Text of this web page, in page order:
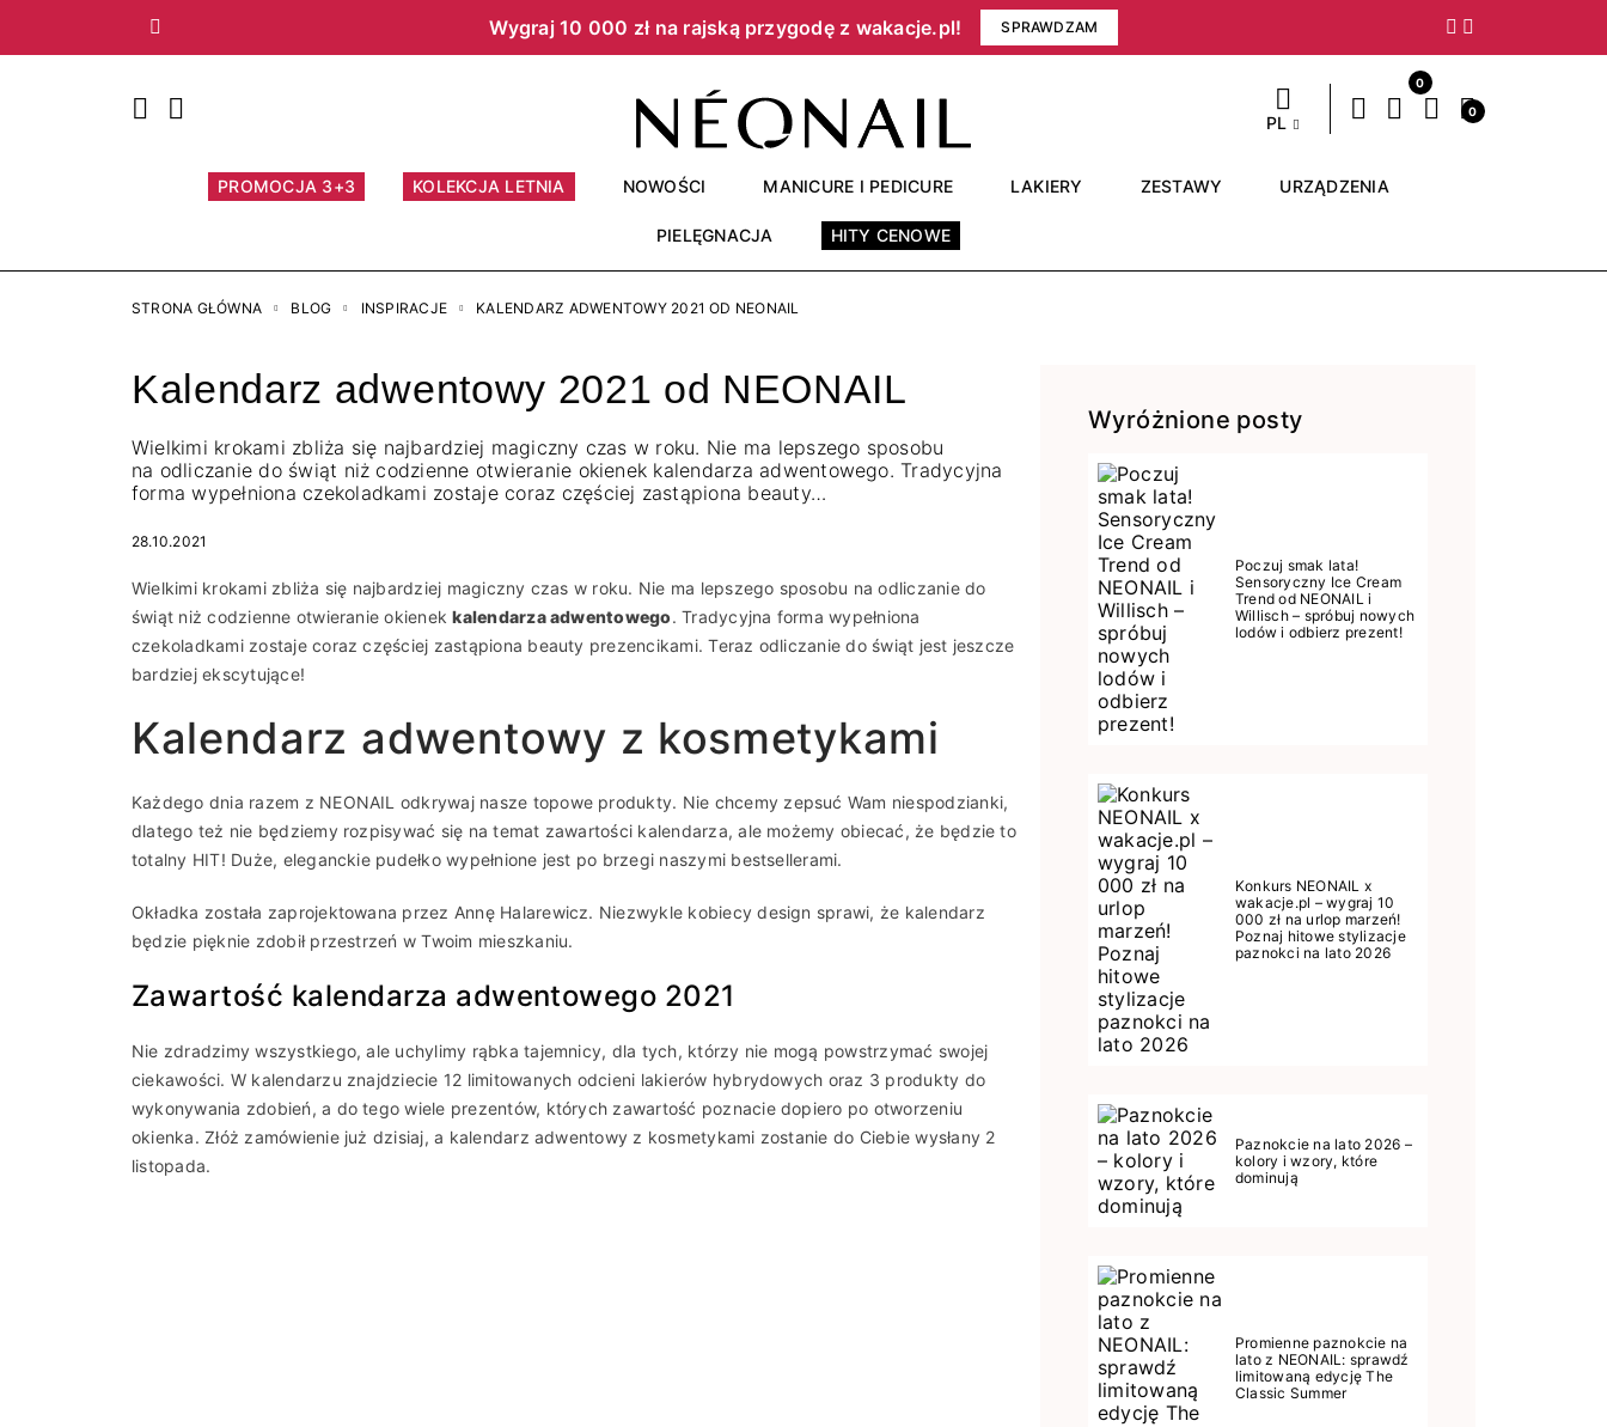
Wygraj 10 000 zł na rajską przygodę z wakacje.pl!​ SPRAWDZAM
Poprzedni Następny
PL
0
0
PROMOCJA 3+3 KOLEKCJA LETNIA NOWOŚCI MANICURE I PEDICURE LAKIERY ZESTAWY URZĄDZENIA
PIELĘGNACJA HITY CENOWE
STRONA GŁÓWNA BLOG INSPIRACJE KALENDARZ ADWENTOWY 2021 OD NEONAIL
Kalendarz adwentowy 2021 od NEONAIL
Wielkimi krokami zbliża się najbardziej magiczny czas w roku. Nie ma lepszego sposobu
na odliczanie do świąt niż codzienne otwieranie okienek kalendarza adwentowego. Tradycyjna
forma wypełniona czekoladkami zostaje coraz częściej zastąpiona beauty…
28.10.2021
Wielkimi krokami zbliża się najbardziej magiczny czas w roku. Nie ma lepszego sposobu na odliczanie do
świąt niż codzienne otwieranie okienekkalendarza adwentowego. Tradycyjna forma wypełniona
czekoladkami zostaje coraz częściej zastąpiona beauty prezencikami. Teraz odliczanie do świąt jest jeszcze
bardziej ekscytujące!
Kalendarz adwentowy z kosmetykami
Każdego dnia razem z NEONAIL odkrywaj nasze topowe produkty. Nie chcemy zepsuć Wam niespodzianki,
dlatego też nie będziemy rozpisywać się na temat zawartości kalendarza, ale możemy obiecać, że będzie to
totalny HIT! Duże, eleganckie pudełko wypełnione jest po brzegi naszymi bestsellerami.
Okładka została zaprojektowana przez Annę Halarewicz. Niezwykle kobiecy design sprawi, że kalendarz
będzie pięknie zdobił przestrzeń w Twoim mieszkaniu.
Zawartość kalendarza adwentowego 2021
Nie zdradzimy wszystkiego, ale uchylimy rąbka tajemnicy, dla tych, którzy nie mogą powstrzymać swojej
ciekawości. W kalendarzu znajdziecie 12 limitowanych odcieni lakierów hybrydowych oraz 3 produkty do
wykonywania zdobień, a do tego wiele prezentów, których zawartość poznacie dopiero po otworzeniu
okienka. Złóż zamówienie już dzisiaj, a kalendarz adwentowy z kosmetykami zostanie do Ciebie wysłany 2
listopada.
Wyróżnione posty
Poczuj smak lata!
Sensoryczny Ice Cream
Trend od NEONAIL i
Willisch – spróbuj nowych
lodów i odbierz prezent!
Konkurs NEONAIL x
wakacje.pl – wygraj 10
000 zł na urlop marzeń!
Poznaj hitowe stylizacje
paznokci na lato 2026
Paznokcie na lato 2026 –
kolory i wzory, które
dominują
Promienne paznokcie na
lato z NEONAIL: sprawdź
limitowaną edycję The
Classic Summer